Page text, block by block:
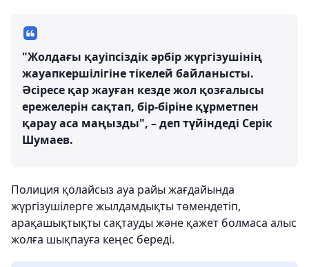
"Жолдағы қауіпсіздік әрбір жүргізушінің
жауапкершілігіне тікелей байланысты.
Әсіресе қар жауған кезде жол қозғалысы
ережелерін сақтап, бір-біріне құрметпен
қарау аса маңызды", – деп түйіндеді Серік
Шумаев.
Полиция қолайсыз ауа райы жағдайында
жүргізушілерге жылдамдықты төмендетіп,
арақашықтықты сақтауды және қажет болмаса алыс
жолға шықпауға кеңес береді.